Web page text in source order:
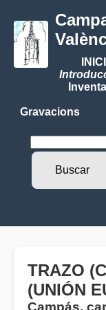
Gravacions
TRAZO
(UNIÓN
Campás,